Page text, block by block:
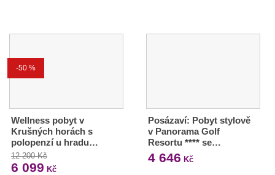
-50 %
Wellness pobyt v
Krušných horách s
polopenzí u hradu…
12 200 Kč
6 099 Kč
Posázaví: Pobyt stylově
v Panorama Golf
Resortu **** se…
4 646 Kč